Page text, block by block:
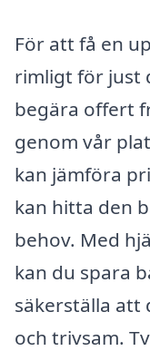
För att få en
rimligt för just
begära offert
genom vår
kan jämföra
kan hitta den
behov. Med
kan du spara
säkerställa att
och trivsam.